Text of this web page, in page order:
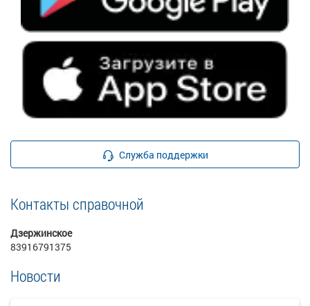
Служба поддержки
Контакты справочной
Дзержинское
83916791375
Новости